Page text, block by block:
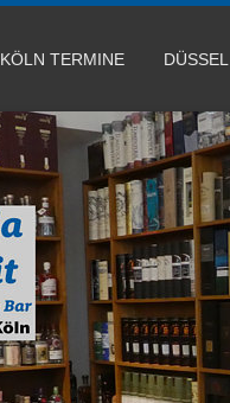
KÖLN TERMINE